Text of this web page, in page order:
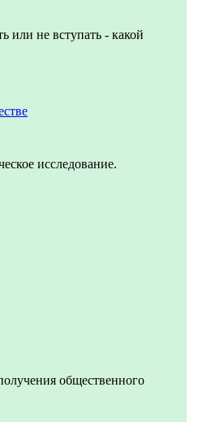
или не вступать - какой
исследование.
общественного